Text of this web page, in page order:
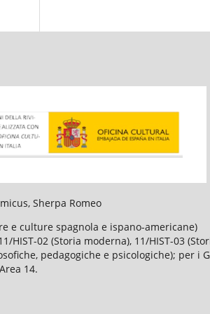
Sherpa Romeo
e culture spagnola e ispano-americane)
HIST-02 (Storia moderna), 11/HIST-03
pedagogiche e psicologiche); per i
14.